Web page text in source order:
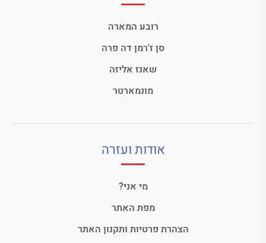
רובע המארה
סן ז'רמן דה פרה
שאנז אליזה
מונמארטר
אודות ועזרה
מי אני?
מפת האתר
הצהרת פרטיות ותקנון האתר